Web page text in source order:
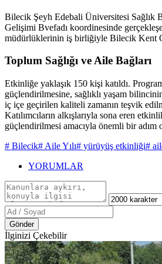
Bilecik Şeyh Edebali Üniversitesi Sağlık
Gelişimi Bvefadı koordinesinde
müdürlüklerinin iş birliğiyle Bilecik Kent
Toplum Sağlığı ve Aile Bağları
Etkinliğe yaklaşık 150 kişi katıldı.
güçlendirilmesine, sağlıklı yaşam
iç içe geçirilen kaliteli zamanın teşvik
Katılımcıların alkışlarıyla sona eren
güçlendirilmesi amacıyla önemli bir adım
# Bilecik# Aile Yılı# yürüyüş etkinliği#
YORUMLAR
Gönder
İlginizi Çekebilir